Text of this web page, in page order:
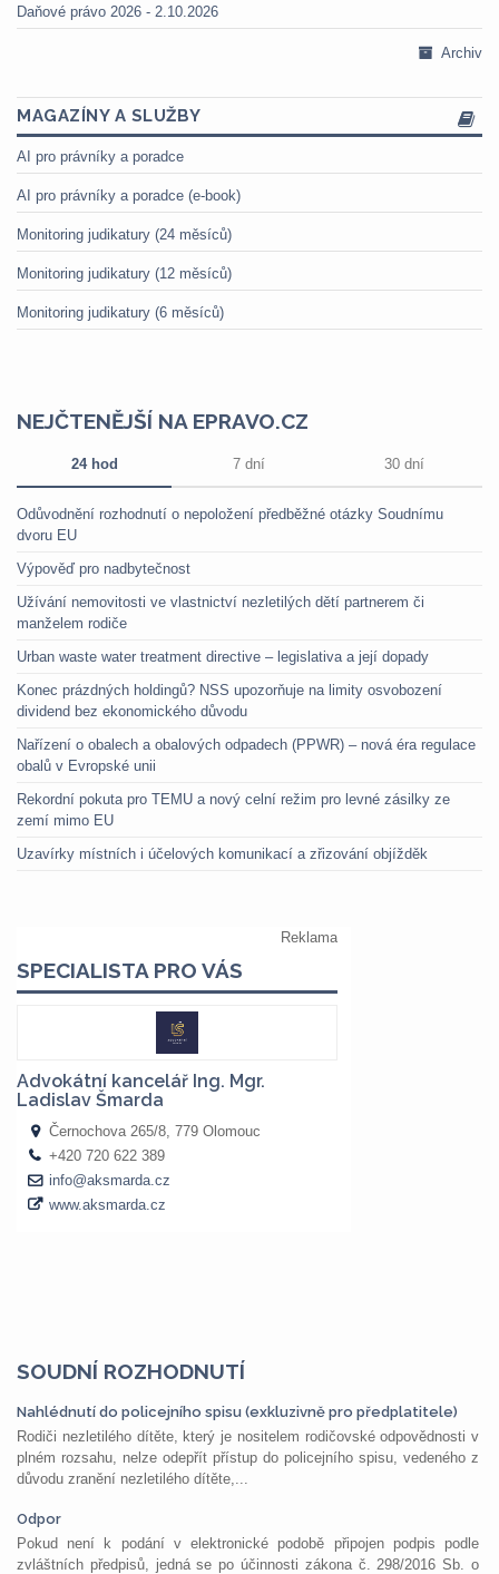
Daňové právo 2026 - 2.10.2026
Archiv
MAGAZÍNY A SLUŽBY
AI pro právníky a poradce
AI pro právníky a poradce (e-book)
Monitoring judikatury (24 měsíců)
Monitoring judikatury (12 měsíců)
Monitoring judikatury (6 měsíců)
NEJČTENĚJŠÍ NA EPRAVO.CZ
24 hod 7 dní 30 dní
Odůvodnění rozhodnutí o nepoložení předběžné otázky Soudnímu
dvoru EU
Výpověď pro nadbytečnost
Užívání nemovitosti ve vlastnictví nezletilých dětí partnerem či
manželem rodiče
Urban waste water treatment directive – legislativa a její dopady
Konec prázdných holdingů? NSS upozorňuje na limity osvobození
dividend bez ekonomického důvodu
Nařízení o obalech a obalových odpadech (PPWR) – nová éra regulace
obalů v Evropské unii
Rekordní pokuta pro TEMU a nový celní režim pro levné zásilky ze
zemí mimo EU
Uzavírky místních i účelových komunikací a zřizování objížděk
SOUDNÍ ROZHODNUTÍ
Nahlédnutí do policejního spisu (exkluzivně pro předplatitele)
Rodiči nezletilého dítěte, který je nositelem rodičovské odpovědnosti v
plném rozsahu, nelze odepřít přístup do policejního spisu, vedeného z
důvodu zranění nezletilého dítěte,...
Odpor
Pokud není k podání v elektronické podobě připojen podpis podle
zvláštních předpisů, jedná se po účinnosti zákona č. 298/2016 Sb. o